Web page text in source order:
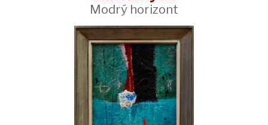
Modrý horizont